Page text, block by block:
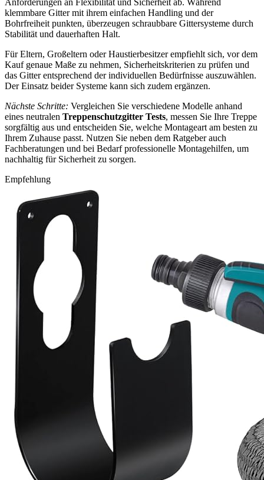
Anforderungen an Flexibilität und Sicherheit ab. Während
klemmbare Gitter mit ihrem einfachen Handling und der
Bohrfreiheit punkten, überzeugen schraubbare Gittersysteme durch
Stabilität und dauerhaften Halt.
Für Eltern, Großeltern oder Haustierbesitzer empfiehlt sich, vor dem
Kauf genaue Maße zu nehmen, Sicherheitskriterien zu prüfen und
das Gitter entsprechend der individuellen Bedürfnisse auszuwählen.
Der Einsatz beider Systeme kann sich zudem ergänzen.
Nächste Schritte: Vergleichen Sie verschiedene Modelle anhand
eines neutralen Treppenschutzgitter Tests, messen Sie Ihre Treppe
sorgfältig aus und entscheiden Sie, welche Montageart am besten zu
Ihrem Zuhause passt. Nutzen Sie neben dem Ratgeber auch
Fachberatungen und bei Bedarf professionelle Montagehilfen, um
nachhaltig für Sicherheit zu sorgen.
Empfehlung